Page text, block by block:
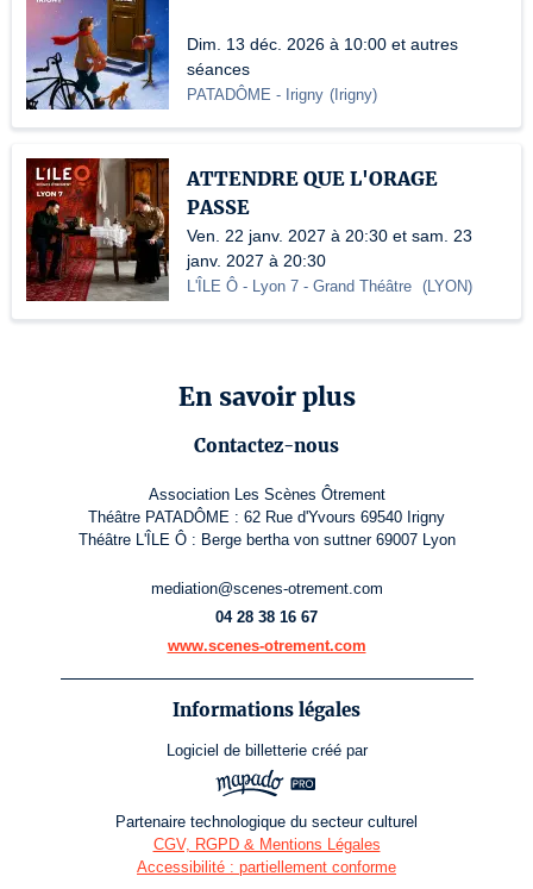
Dim. 13 déc. 2026 à 10:00 et autres
séances
PATADÔME - Irigny ( Irigny)
ATTENDRE QUE L'ORAGE
PASSE
Ven. 22 janv. 2027 à 20:30 et sam. 23
janv. 2027 à 20:30
L'ÎLE Ô - Lyon 7 - Grand Théâtre (LYON)
En savoir plus
Contactez-nous
Association Les Scènes Ôtrement
Théâtre PATADÔME : 62 Rue d'Yvours 69540 Irigny
Théâtre L'ÎLE Ô : Berge bertha von suttner 69007 Lyon
mediation@scenes-otrement.com
04 28 38 16 67
www.scenes-otrement.com
Informations légales
Logiciel de billetterie créé par
Partenaire technologique du secteur culturel
CGV, RGPD & Mentions Légales
Accessibilité : partiellement conforme